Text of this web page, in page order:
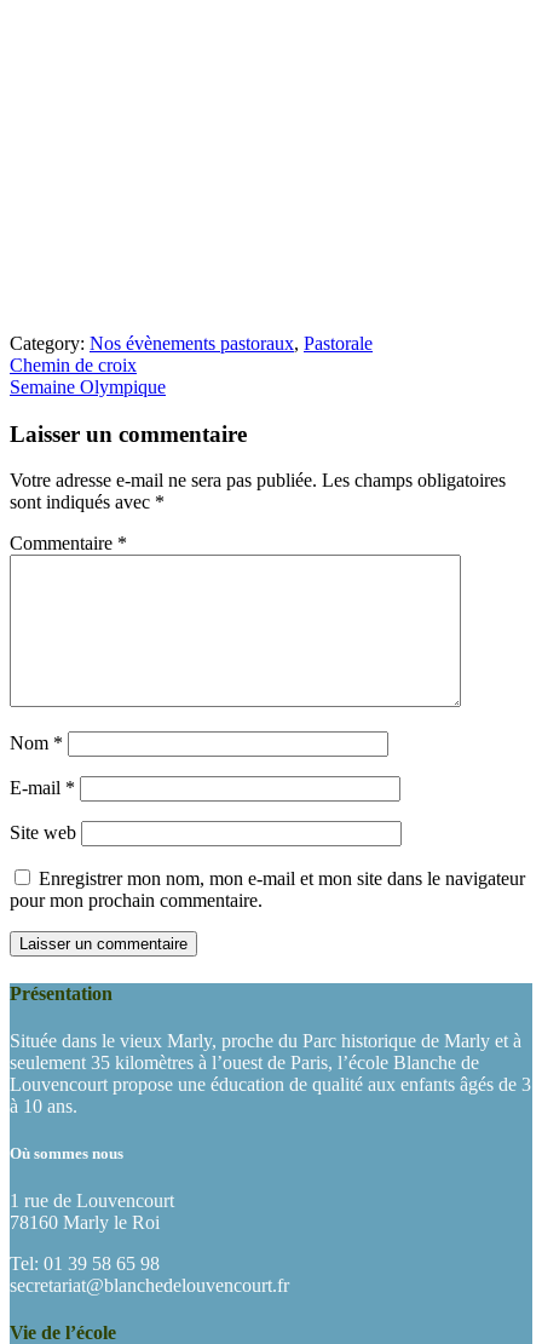
Category: Nos évènements pastoraux, Pastorale
Article
précédent
Chemin de croix
Article
:
Semaine Olympique
du
lecteur
Laisser un commentaire
Votre adresse e-mail ne sera pas publiée. Les champs obligatoires
sont indiqués avec *
Commentaire *
Nom *
E-mail *
Site web
Enregistrer mon nom, mon e-mail et mon site dans le navigateur
pour mon prochain commentaire.
Présentation
Située dans le vieux Marly, proche du Parc historique de Marly et à
seulement 35 kilomètres à l’ouest de Paris, l’école Blanche de
Louvencourt propose une éducation de qualité aux enfants âgés de 3
à 10 ans.
Où sommes nous
1 rue de Louvencourt
78160 Marly le Roi
Tel: 01 39 58 65 98
secretariat@blanchedelouvencourt.fr
Vie de l’école